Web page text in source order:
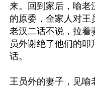
来。回到家后，喻老
的原委，全家人对王
老汉二话不说，拉着
员外谢绝了他们的
话。
王员外的妻子，见喻